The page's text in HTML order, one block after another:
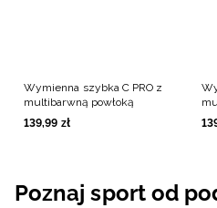
Wymienna szybka C PRO z
multibarwną powłoką
139,99 zł
Poznaj sport od